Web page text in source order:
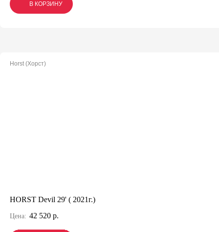
В КОРЗИНУ
В КОРЗИНУ
В КОРЗИНУ
Horst (Хорст)
HORST Devil 29' ( 2021г.)
Цена: 42 520 р.